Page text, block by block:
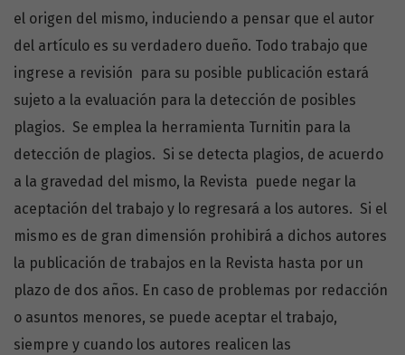
el origen del mismo, induciendo a pensar que el autor
del artículo es su verdadero dueño. Todo trabajo que
ingrese a revisión para su posible publicación estará
sujeto a la evaluación para la detección de posibles
plagios. Se emplea la herramienta Turnitin para la
detección de plagios. Si se detecta plagios, de acuerdo
a la gravedad del mismo, la Revista puede negar la
aceptación del trabajo y lo regresará a los autores. Si el
mismo es de gran dimensión prohibirá a dichos autores
la publicación de trabajos en la Revista hasta por un
plazo de dos años. En caso de problemas por redacción
o asuntos menores, se puede aceptar el trabajo,
siempre y cuando los autores realicen las